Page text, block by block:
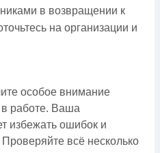
в возвращении к
на организации и
особое внимание
работе. Ваша
избежать ошибок и
всё несколько